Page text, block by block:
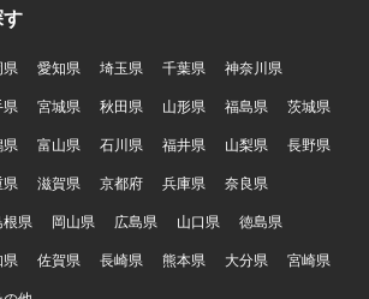
愛知県 埼玉県 千葉県
神奈川県
宮城県 秋田県 山形県 福島県
茨城県
富山県 石川県 福井県 山梨県
長野県
滋賀県 京都府 兵庫県
奈良県
県 岡山県 広島県 山口県
徳島県
佐賀県 長崎県 熊本県 大分県
宮崎県